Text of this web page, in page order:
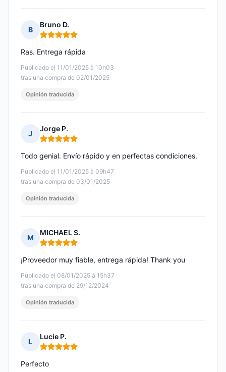
B
Bruno D.
Nota: 5 de 5
Publicado el 11/01/2025 à 10h03
tras una compra de 02/01/2025
Ras. Entrega rápida
Opinión traducida
J
Jorge P.
Nota: 5 de 5
Publicado el 11/01/2025 à 09h47
tras una compra de 03/01/2025
Todo genial. Envío rápido y en perfectas condiciones.
Opinión traducida
M
MICHAEL S.
Nota: 5 de 5
Publicado el 08/01/2025 à 15h37
tras una compra de 29/12/2024
¡Proveedor muy fiable, entrega rápida! Thank you
Opinión traducida
L
Lucie P.
Nota: 5 de 5
Perfecto